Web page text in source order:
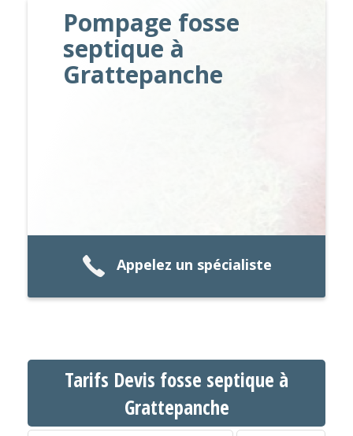
Pompage fosse
septique à
Grattepanche
Appelez un spécialiste
Tarifs Devis fosse septique à
Grattepanche